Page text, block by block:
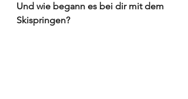
Und wie begann es bei dir mit dem
Skispringen?